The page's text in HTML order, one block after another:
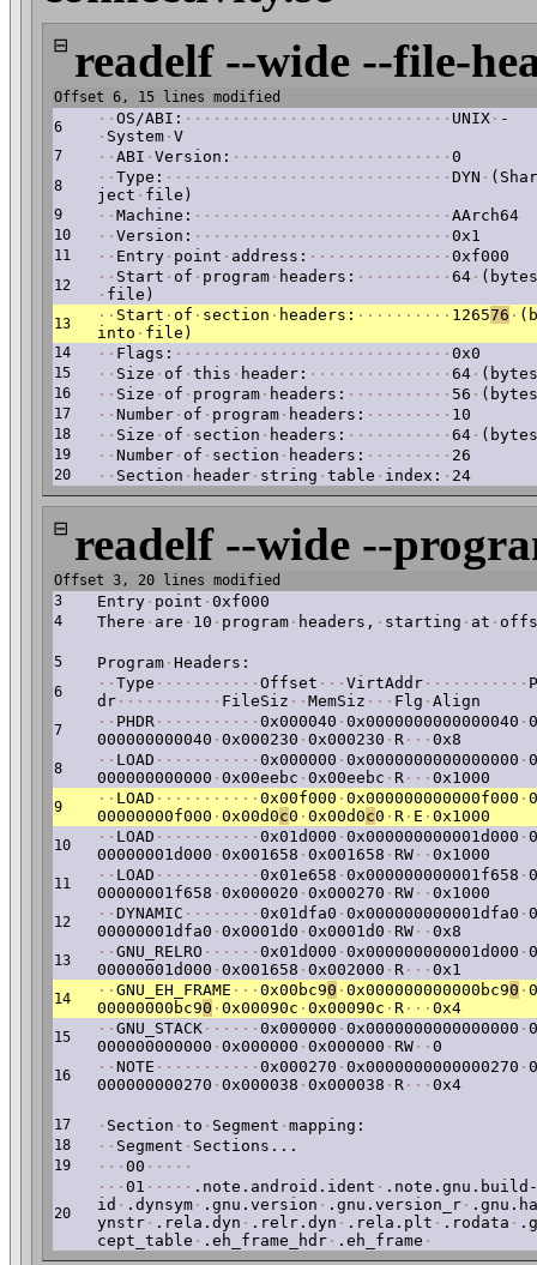
⊟ readelf --wide --file-
Offset 6, 15 lines modified
6
· · OS/ABI: · · · · · · · · · · · · · · · · · · · · · · · · · · · · UNIX · -
· System · V
7 · · ABI · Version: · · · · · · · · · · · · · · · · · · · · · · · 0
8 · · Type: · · · · · · · · · · · · · · · · · · · · · · · · · · · · · · DYN ·
ject · file)
9 · · Machine: · · · · · · · · · · · · · · · · · · · · · · · · · · · AArch64
10 · · Version: · · · · · · · · · · · · · · · · · · · · · · · · · · · 0x1
11 · · Entry · point · address: · · · · · · · · · · · · · · · 0xf000
12 · · Start · of · program · headers: · · · · · · · · · · 64 · (bytes
· file)
13 · · Start · of · section · headers: · · · · · · · · · · 126576 ·
into · file)
14 · · Flags: · · · · · · · · · · · · · · · · · · · · · · · · · · · · · 0x0
15 · · Size · of · this · header: · · · · · · · · · · · · · · · 64 ·
16 · · Size · of · program · headers: · · · · · · · · · · · 56 ·
17 · · Number · of · program · headers: · · · · · · · · · 10
18 · · Size · of · section · headers: · · · · · · · · · · · 64 ·
19 · · Number · of · section · headers: · · · · · · · · · 26
20 · · Section · header · string · table · index: · 24
⊟ readelf --wide --
Offset 3, 20 lines modified
3
Entry · point · 0xf000
4 There · are · 10 · program · headers, · starting · at ·
5 Program · Headers:
6 · · Type · · · · · · · · · · · Offset · · · VirtAddr · · · · · · · · · · ·
dr · · · · · · · · · · · FileSiz · · MemSiz · · · Flg · Align
7 · · PHDR · · · · · · · · · · · 0x000040 · 0x0000000000000040 ·
000000000040 · 0x000230 · 0x000230 · R · · · 0x8
8 · · LOAD · · · · · · · · · · · 0x000000 · 0x0000000000000000 ·
000000000000 · 0x00eebc · 0x00eebc · R · · · 0x1000
9 · · LOAD · · · · · · · · · · · 0x00f000 · 0x000000000000f000 ·
00000000f000 · 0x00d0c0 · 0x00d0c0 · R · E · 0x1000
10 · · LOAD · · · · · · · · · · · 0x01d000 · 0x000000000001d000 ·
00000001d000 · 0x001658 · 0x001658 · RW · · 0x1000
11 · · LOAD · · · · · · · · · · · 0x01e658 · 0x000000000001f658 ·
00000001f658 · 0x000020 · 0x000270 · RW · · 0x1000
12 · · DYNAMIC · · · · · · · · 0x01dfa0 · 0x000000000001dfa0 ·
00000001dfa0 · 0x0001d0 · 0x0001d0 · RW · · 0x8
13 · · GNU_RELRO · · · · · · 0x01d000 · 0x000000000001d000 ·
00000001d000 · 0x001658 · 0x002000 · R · · · 0x1
14 · · GNU_EH_FRAME · · · 0x00bc90 · 0x000000000000bc90 ·
00000000bc90 · 0x00090c · 0x00090c · R · · · 0x4
15 · · GNU_STACK · · · · · · 0x000000 · 0x0000000000000000 ·
000000000000 · 0x000000 · 0x000000 · RW · · 0
16 · · NOTE · · · · · · · · · · · 0x000270 · 0x0000000000000270 ·
000000000270 · 0x000038 · 0x000038 · R · · · 0x4
17 · Section · to · Segment · mapping:
18 · · Segment · Sections...
19 · · · 00 · · · · ·
20
· · · 01 · · · · · .note.android.ident · .note.gnu.build-
id · .dynsym · .gnu.version · .gnu.version_r ·
ynstr · .rela.dyn · .relr.dyn · .rela.plt · .rodata ·
cept_table · .eh_frame_hdr · .eh_frame ·